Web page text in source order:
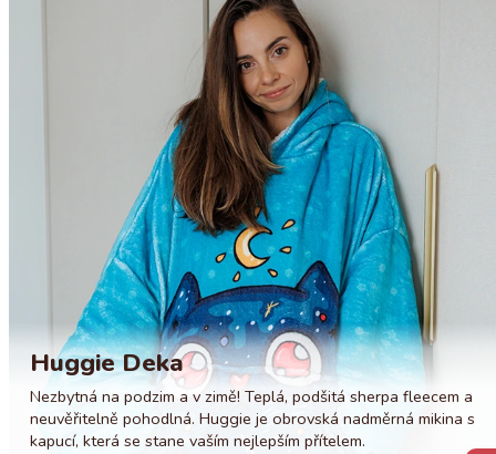
Perte odděleně od ostatních barev, abyste zabránili
Nepřehřívejte svůj huggie; vysoké teploty ho mohou
Pro nejlepší výsledky doporučujeme prát ručně ve
studené vodě. Váš huggie vám poděkuje tím, že zůstane
měkký, útulný a nádherně objemný po mnoho let! :)
Huggie Deka
Nezbytná na podzim a v zimě! Teplá, podšitá sherpa fleecem a
neuvěřitelně pohodlná. Huggie je obrovská nadměrná mikina s
kapucí, která se stane vaším nejlepším přítelem.